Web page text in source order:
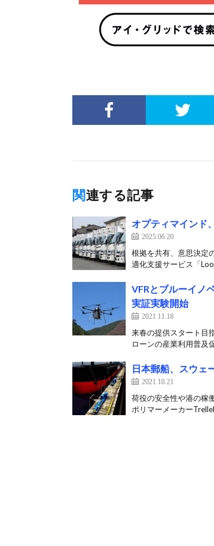
関連する記事
オプティマインド
2025.06.20
根拠を共有、意思決定
適化支援サービス「
VFRとブルーイノ
実証実験開始
2021.11.18
来春の提供スタート目
ローンの産業利用普及
日本郵船、スウェ
2021.10.21
荷役の安全性や港の稼
ポリマーメーカー